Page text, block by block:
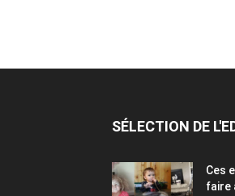
SÉLECTION DE
Ces
faire